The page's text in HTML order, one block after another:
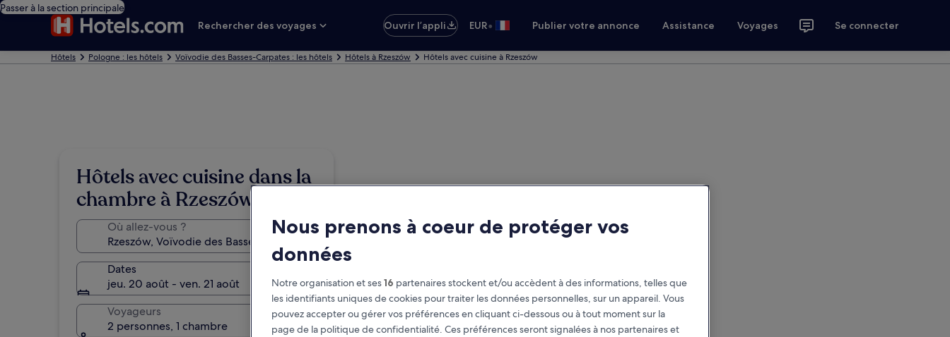
Passer à la section principale
Rechercher des voyages
Ouvrir l’appli EUR• Publier votre annonce Assistance Voyages Se connecter
Hôtels Pologne : les hôtels Voïvodie des Basses-Carpates : les hôtels Hôtels à Rzeszów Hôtels avec cuisine à Rzeszów
Hôtels avec cuisine dans la
chambre à Rzeszów
Où allez-vous ?
Dates
jeu. 20 août - ven. 21 août
Voyageurs
2 personnes, 1 chambre
Nous prenons à coeur de protéger vos
données
Notre organisation et ses16 partenaires stockent et/ou accèdent à des informations, telles que
les identifiants uniques de cookies pour traiter les données personnelles, sur un appareil. Vous
pouvez accepter ou gérer vos préférences en cliquant ci-dessous ou à tout moment sur la
page de la politique de confidentialité. Ces préférences seront signalées à nos partenaires et